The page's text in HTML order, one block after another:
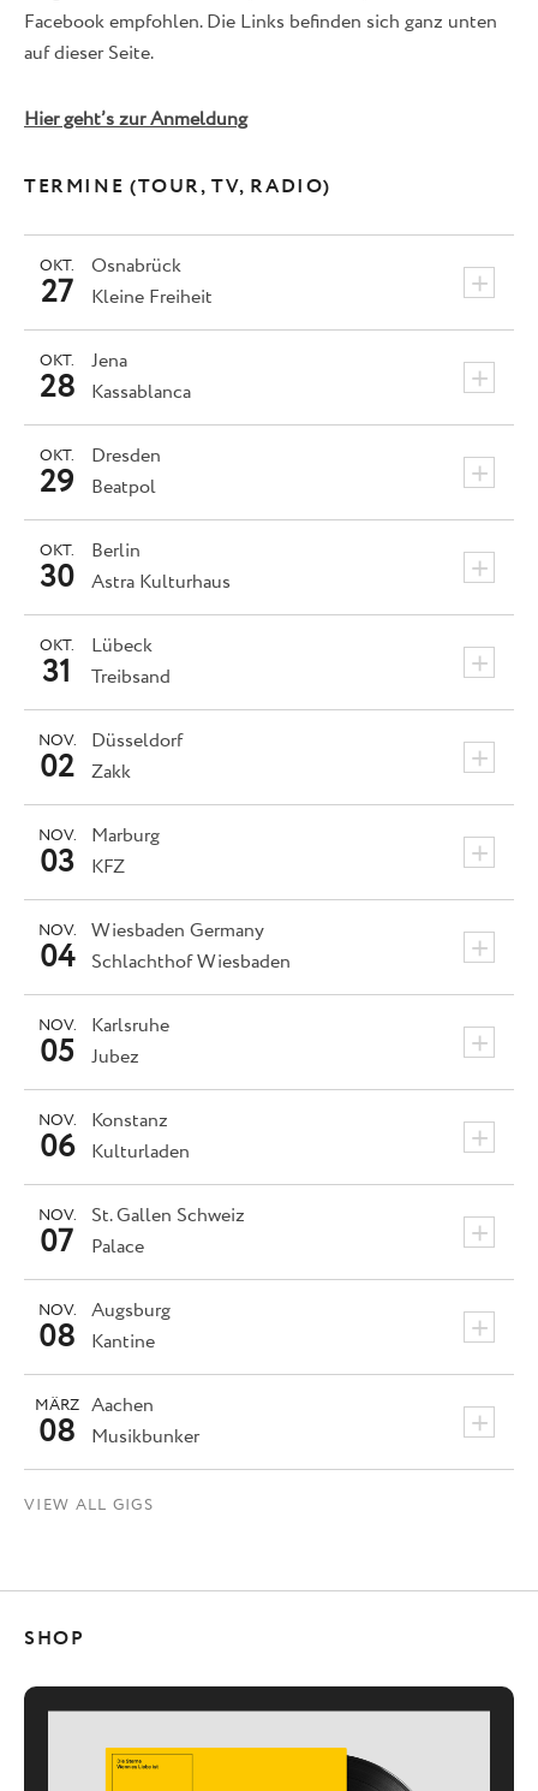
Facebook empfohlen. Die Links befinden sich ganz unten
auf dieser Seite.
Hier geht’s zur Anmeldung
TERMINE (TOUR, TV, RADIO)
Osnabrück +
OKT.
27 Kleine Freiheit
Jena +
OKT.
28 Kassablanca
Dresden +
OKT.
29 Beatpol
Berlin +
OKT.
30 Astra Kulturhaus
Lübeck +
OKT.
31 Treibsand
Düsseldorf +
NOV.
02 Zakk
Marburg +
NOV.
03 KFZ
Wiesbaden Germany +
NOV.
04 Schlachthof Wiesbaden
Karlsruhe +
NOV.
05 Jubez
Konstanz +
NOV.
06 Kulturladen
St. Gallen Schweiz +
NOV.
07 Palace
Augsburg +
NOV.
08 Kantine
Aachen +
MÄRZ
08 Musikbunker
VIEW ALL GIGS
SHOP